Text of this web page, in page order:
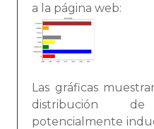
a la página web:
Las gráficas
distribución
potencialmente